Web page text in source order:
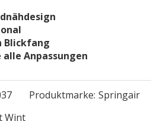
Blickfang
Anpassungen
Produktmarke: Springair
Wint